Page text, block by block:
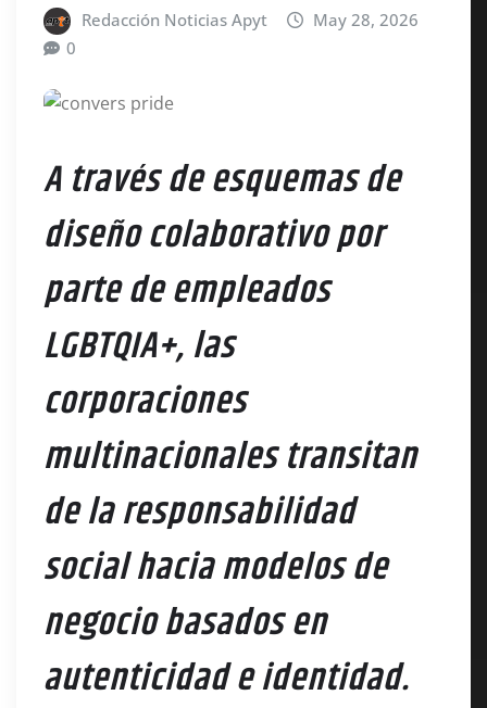
Redacción Noticias Apyt
May 28, 2026
0
A través de esquemas de
diseño colaborativo por
parte de empleados
LGBTQIA+, las
corporaciones
multinacionales transitan
de la responsabilidad
social hacia modelos de
negocio basados en
autenticidad e identidad.